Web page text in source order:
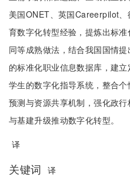
美国ONET、英国Careerpilot、
育数字化转型经验，提炼出标
同等成熟做法，结合我国国情
的标准化职业信息数据库，建
学生的数字化指导系统，整合
预测与资源共享机制，强化政
与基建升级推动数字化转型。
译
关键词
译